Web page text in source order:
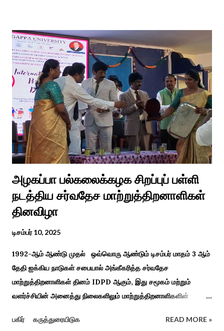
வைரலாகிகி யது. தமிழகத்தில் ஒவ்வொரு குடும்பத்திற்கும் திருமணப்
பழக்க வழக்கங்கள் ஜாதிய சமூக ரீதியாக வேறுபடும். அந்த வகையில்,
ஆராத்தி எடுக்கும் முறையும் சற்று வேறுபடுடன் தான் இருக்கும்.அப்படி
திருமணம் ஒன்றில் கொழுந்தியாள்கள் மூன்று பேர் இணைந்து
மாப்பிள்ளைக்கு ஆராத்தி எடுத்துள்ளனர். அப்போது மாப்பிள்ளையைக்
கேலியாக நகைச்சுவை உணர்வு பொங்க பாடிய வரிகளை வைத்து
அவர்கள் பாடிய பாடல் இணையதளத்தில் வைரலாகிறது.“மாடு மேய்த்த
மச்சான்” என...
அழகப்பா பல்கலைக்கழக சிறப்புப் பள்ளி
நடத்திய சர்வதேச மாற்றுத்திறனாளிகள்
தினவிழா
டிசம்பர் 10, 2025
1992-ஆம் ஆண்டு முதல் ஒவ்வொரு ஆண்டும் டிசம்பர் மாதம் 3 ஆம்
தேதி ஐக்கிய நாடுகள் சபையால் அங்கீகரித்த சர்வதேச
மாற்றுத்திறனாளிகள் தினம் IDPD ஆகும், இது சமூகம் மற்றும்
வளர்ச்சியின் அனைத்து நிலைகளிலும் மாற்றுத்திறனாளிகளின்
நோக்கமாகக் கொண்டது. சமூகத்தில் மாற்றுத்திறனாளிகளின்
பகிர் கருத்துரையிடுக READ MORE »